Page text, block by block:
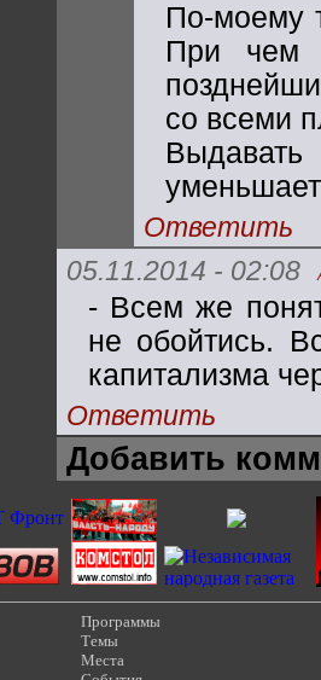
По-моему
При чем
со всеми
уменьшает
Ответить
05.11.2014 - 02:08
- Всем же
не обойтись.
капитализма
Ответить
Добавить
Программы
Темы
Места